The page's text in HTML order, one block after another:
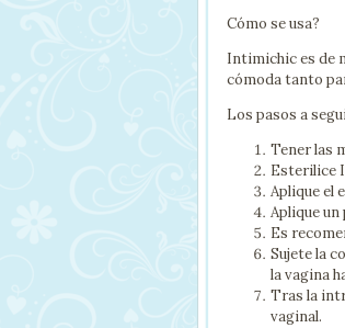
Cómo se usa?
Intimichic es de
cómoda tanto
Los pasos a
Tener las
Esterilice
Aplique el
Aplique
Es
Sujete la
la vagina
Tras la
vaginal.